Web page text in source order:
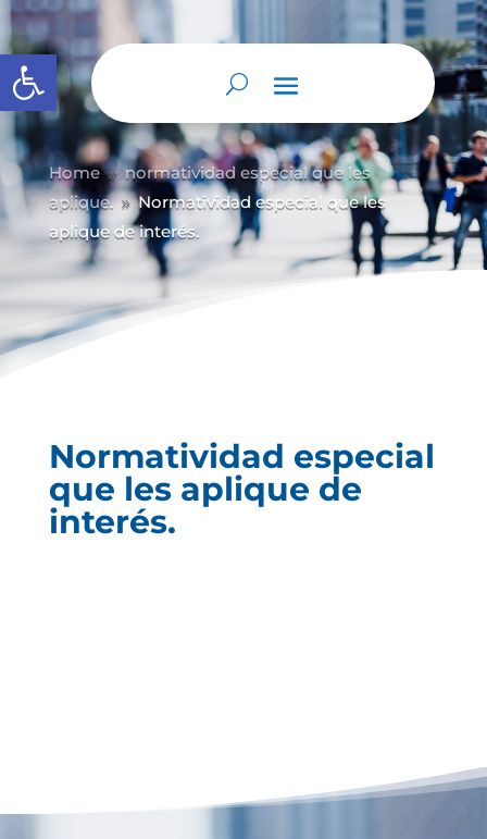
Abrir barra de herramientas
Home 9 normatividad especial que les
aplique. 9 Normatividad especial que les
aplique de interés.
Normatividad especial
que les aplique de
interés.